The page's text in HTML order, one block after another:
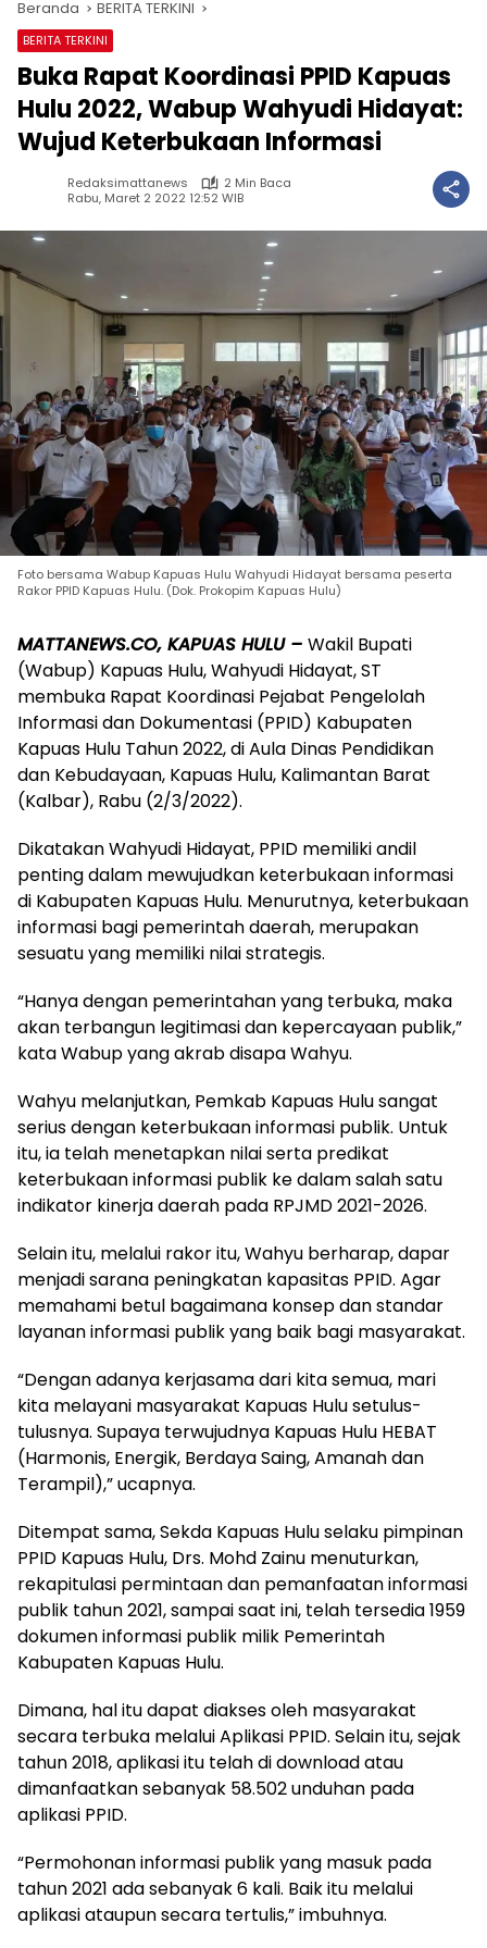
Beranda BERITA TERKINI
BERITA TERKINI
Buka Rapat Koordinasi PPID Kapuas
Hulu 2022, Wabup Wahyudi Hidayat:
Wujud Keterbukaan Informasi
Redaksimattanews
2 Min Baca
Rabu, Maret 2 2022 12:52 WIB
Foto bersama Wabup Kapuas Hulu Wahyudi Hidayat bersama peserta
Rakor PPID Kapuas Hulu. (Dok. Prokopim Kapuas Hulu)
MATTANEWS.CO, KAPUAS HULU – Wakil Bupati
(Wabup) Kapuas Hulu, Wahyudi Hidayat, ST
membuka Rapat Koordinasi Pejabat Pengelolah
Informasi dan Dokumentasi (PPID) Kabupaten
Kapuas Hulu Tahun 2022, di Aula Dinas Pendidikan
dan Kebudayaan, Kapuas Hulu, Kalimantan Barat
(Kalbar), Rabu (2/3/2022).
Dikatakan Wahyudi Hidayat, PPID memiliki andil
penting dalam mewujudkan keterbukaan informasi
di Kabupaten Kapuas Hulu. Menurutnya, keterbukaan
informasi bagi pemerintah daerah, merupakan
sesuatu yang memiliki nilai strategis.
“Hanya dengan pemerintahan yang terbuka, maka
akan terbangun legitimasi dan kepercayaan publik,”
kata Wabup yang akrab disapa Wahyu.
Wahyu melanjutkan, Pemkab Kapuas Hulu sangat
serius dengan keterbukaan informasi publik. Untuk
itu, ia telah menetapkan nilai serta predikat
keterbukaan informasi publik ke dalam salah satu
indikator kinerja daerah pada RPJMD 2021-2026.
Selain itu, melalui rakor itu, Wahyu berharap, dapar
menjadi sarana peningkatan kapasitas PPID. Agar
memahami betul bagaimana konsep dan standar
layanan informasi publik yang baik bagi masyarakat.
“Dengan adanya kerjasama dari kita semua, mari
kita melayani masyarakat Kapuas Hulu setulus-
tulusnya. Supaya terwujudnya Kapuas Hulu HEBAT
(Harmonis, Energik, Berdaya Saing, Amanah dan
Terampil),” ucapnya.
Ditempat sama, Sekda Kapuas Hulu selaku pimpinan
PPID Kapuas Hulu, Drs. Mohd Zainu menuturkan,
rekapitulasi permintaan dan pemanfaatan informasi
publik tahun 2021, sampai saat ini, telah tersedia 1959
dokumen informasi publik milik Pemerintah
Kabupaten Kapuas Hulu.
Dimana, hal itu dapat diakses oleh masyarakat
secara terbuka melalui Aplikasi PPID. Selain itu, sejak
tahun 2018, aplikasi itu telah di download atau
dimanfaatkan sebanyak 58.502 unduhan pada
aplikasi PPID.
“Permohonan informasi publik yang masuk pada
tahun 2021 ada sebanyak 6 kali. Baik itu melalui
aplikasi ataupun secara tertulis,” imbuhnya.